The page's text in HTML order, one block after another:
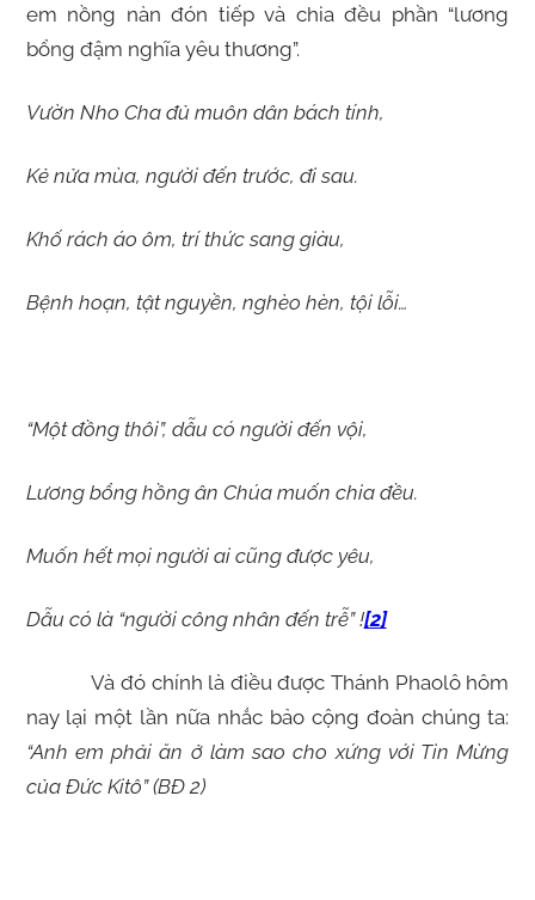
em nồng nàn đón tiếp và chia đều phần “lương
bổng đậm nghĩa yêu thương”.
Vườn Nho Cha đủ muôn dân bách tính,
Kẻ nửa mùa, người đến trước, đi sau.
Khố rách áo ôm, trí thức sang giàu,
Bệnh hoạn, tật nguyền, nghèo hèn, tội lỗi…
“Một đồng thôi”, dẫu có người đến vội,
Lương bổng hồng ân Chúa muốn chia đều.
Muốn hết mọi người ai cũng được yêu,
Dẫu có là “người công nhân đến trễ” ![2]
Và đó chính là điều được Thánh Phaolô hôm
nay lại một lần nữa nhắc bảo cộng đoàn chúng ta:
“Anh em phải ăn ở làm sao cho xứng với Tin Mừng
của Đức Kitô” (BĐ 2)